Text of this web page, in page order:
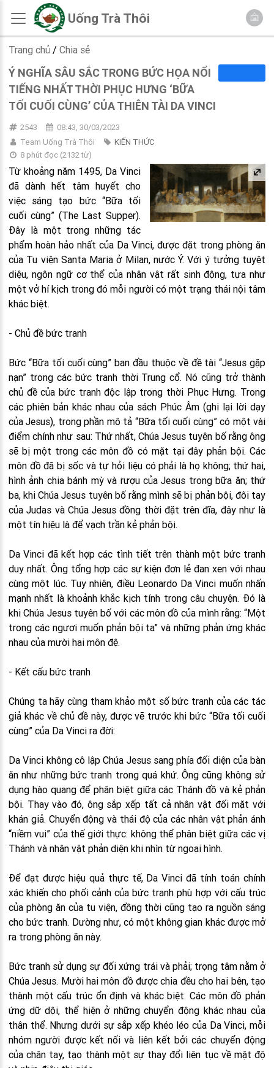
Uống Trà Thôi
Trang chủ / Chia sẻ
Ý NGHĨA SÂU SẮC TRONG BỨC HỌA NỔI
TIẾNG NHẤT THỜI PHỤC HƯNG ‘BỮA
TỐI CUỐI CÙNG’ CỦA THIÊN TÀI DA VINCI
2543
08:43, 30/03/2023
Team Uống Trà Thôi
KIẾN THỨC
8 phút đọc(2132từ)
Từ khoảng năm 1495, Da Vinci
đã dành hết tâm huyết cho
việc sáng tạo bức “Bữa tối
cuối cùng” (The Last Supper).
Đây là một trong những tác
phẩm hoàn hảo nhất của Da Vinci, được đặt trong phòng ăn
của Tu viện Santa Maria ở Milan, nước Ý. Với ý tưởng tuyệt
diệu, ngôn ngữ cơ thể của nhân vật rất sinh động, tựa như
một vở hí kịch trong đó mỗi người có một trạng thái nội tâm
khác biệt.
- Chủ đề bức tranh
Bức “Bữa tối cuối cùng” ban đầu thuộc về đề tài “Jesus gặp
nạn” trong các bức tranh thời Trung cổ. Nó cũng trở thành
chủ đề của bức tranh độc lập trong thời Phục Hưng. Trong
các phiên bản khác nhau của sách Phúc Âm (ghi lại lời dạy
của Jesus), trong phần mô tả “Bữa tối cuối cùng” có một vài
điểm chính như sau: Thứ nhất, Chúa Jesus tuyên bố rằng ông
sẽ bị một trong các môn đồ có mặt tại đây phản bội. Các
môn đồ đã bị sốc và tự hỏi liệu có phải là họ không; thứ hai,
hình ảnh chia bánh mỳ và rượu của Jesus trong bữa ăn; thứ
ba, khi Chúa Jesus tuyên bố rằng mình sẽ bị phản bội, đôi tay
của Judas và Chúa Jesus đồng thời đặt trên đĩa, đây như là
một tín hiệu là để vạch trần kẻ phản bội.
Da Vinci đã kết hợp các tình tiết trên thành một bức tranh
duy nhất. Ông tổng hợp các sự kiện đơn lẻ đan xen với nhau
cùng một lúc. Tuy nhiên, điều Leonardo Da Vinci muốn nhấn
mạnh nhất là khoảnh khắc kịch tính trong câu chuyện. Đó là
khi Chúa Jesus tuyên bố với các môn đồ của mình rằng: “Một
trong các ngươi muốn phản bội ta” và những phản ứng khác
nhau của mười hai môn đệ.
- Kết cấu bức tranh
Chúng ta hãy cùng tham khảo một số bức tranh của các tác
giả khác về chủ đề này, được vẽ trước khi bức “Bữa tối cuối
cùng” của Da Vinci ra đời:
Da Vinci không cô lập Chúa Jesus sang phía đối diện của bàn
ăn như những bức tranh trong quá khứ. Ông cũng không sử
dụng hào quang để phân biệt giữa các Thánh đồ và kẻ phản
bội. Thay vào đó, ông sắp xếp tất cả nhân vật đối mặt với
khán giả. Chuyển động và thái độ của các nhân vật phản ánh
“niềm vui” của thế giới thực: không thể phân biệt giữa các vị
Thánh và nhân vật phản diện khi nhìn từ ngoại hình.
Để đạt được hiệu quả thực tế, Da Vinci đã tính toán chính
xác khiến cho phối cảnh của bức tranh phù hợp với cấu trúc
của phòng ăn của tu viện, đồng thời cũng tạo ra nguồn sáng
cho bức tranh. Dường như, có một không gian khác được mở
ra trong phòng ăn này.
Bức tranh sử dụng sự đối xứng trái và phải; trọng tâm nằm ở
Chúa Jesus. Mười hai môn đồ được chia đều cho hai bên, tạo
thành một cấu trúc ổn định và khác biệt. Các môn đồ phản
ứng dữ dội, thể hiện ở những chuyển động khác nhau của
thân thể. Nhưng dưới sự sắp xếp khéo léo của Da Vinci, mỗi
nhóm người được kết nối và liên kết bởi các chuyển động
của chân tay, tạo thành một sự thay đổi liên tục về mật độ